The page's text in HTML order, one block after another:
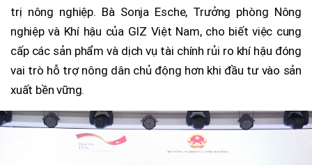
trị nông nghiệp. Bà Sonja Esche, Trưởng phòng Nông
nghiệp và Khí hậu của GIZ Việt Nam, cho biết việc cung
cấp các sản phẩm và dịch vụ tài chính rủi ro khí hậu đóng
vai trò hỗ trợ nông dân chủ động hơn khi đầu tư vào sản
xuất bền vững.